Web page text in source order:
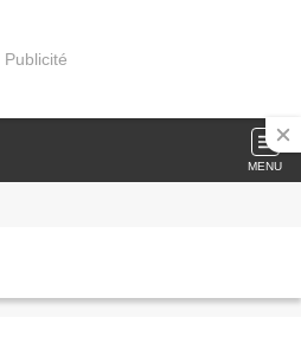
Publicité
MENU